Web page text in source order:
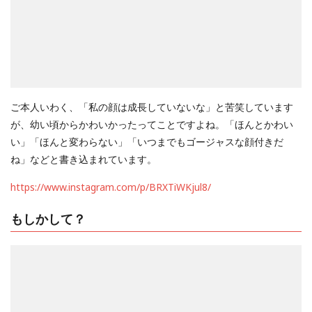
ご本人いわく、「私の顔は成長していないな」と苦笑しています
が、幼い頃からかわいかったってことですよね。「ほんとかわい
い」「ほんと変わらない」「いつまでもゴージャスな顔付きだ
ね」などと書き込まれています。
https://www.instagram.com/p/BRXTiWKjul8/
もしかして？